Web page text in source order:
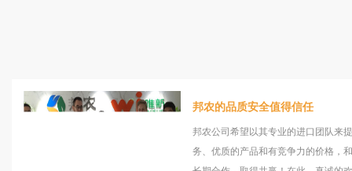
邦农的品质安全值得信任
邦农公司希望以其专业的进口团队来
务、优质的产品和有竞争力的价格，